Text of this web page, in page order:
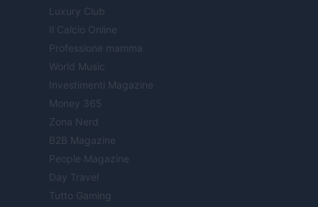
Luxury Club
Il Calcio Online
Professione mamma
World Music
Investimenti Magazine
Money 365
Zona Nerd
B2B Magazine
People Magazine
Day Travel
Tutto Gaming